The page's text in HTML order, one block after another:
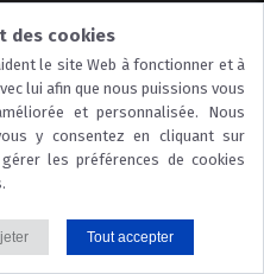
des cookies
le site Web à fonctionner et à
lui afin que nous puissions vous
et personnalisée. Nous
y consentez en cliquant sur
les préférences de cookies
Tout accepter